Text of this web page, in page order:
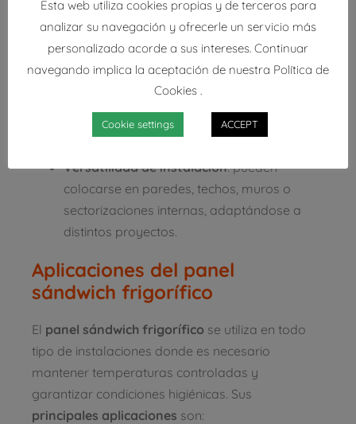
unión machihembrada, los paneles
encajan con precisión asegurando
Superficies higiénicas
fundamentales en sectores como el
Versatilidad de instalación: pueden
colocarse en paredes, techos, muros o
sectorizaciones internas, adaptándose a
distintos proyectos.
Aplicaciones del panel
sándwich frigorífico
El panel sándwich frigorífico se utiliza en todo
tipo de instalaciones donde es necesario
mantener temperaturas controladas y
garantizar condiciones higiénicas. Sus
principales aplicaciones son:
Esta web utiliza cookies propias y de terceros para
analizar su navegación y ofrecerle un servicio más
personalizado acorde a sus intereses. Continuar
navegando implica la aceptación de nuestra Política de
Cookies .
Cookie settings ACCEPT